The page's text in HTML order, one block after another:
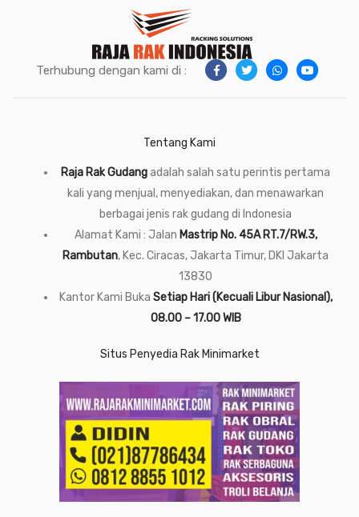
Terhubung dengan kami di :
Tentang Kami
Raja Rak Gudangadalah salah satu perintis pertama
kali yang menjual, menyediakan, dan menawarkan
berbagai jenis rak gudang di Indonesia
Alamat Kami : Jalan Mastrip No. 45A RT.7/RW.3,
Rambutan, Kec. Ciracas, Jakarta Timur, DKI Jakarta
13830
Kantor Kami Buka Setiap Hari (Kecuali Libur Nasional),
08.00 – 17.00 WIB
Situs Penyedia Rak Minimarket